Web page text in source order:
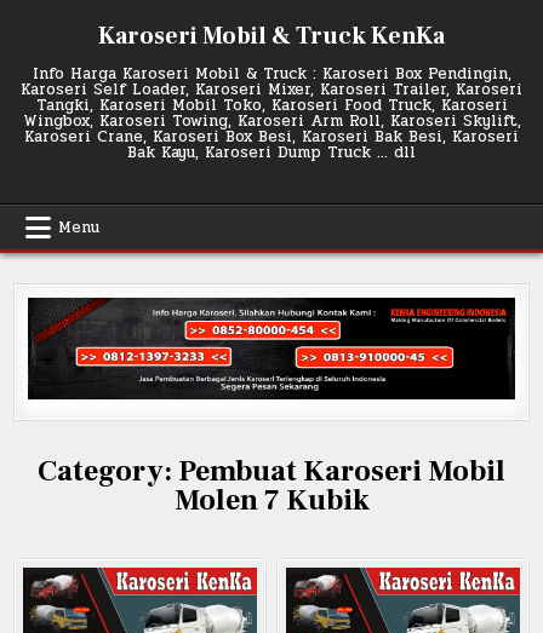
Karoseri Mobil & Truck KenKa
Info Harga Karoseri Mobil & Truck : Karoseri Box Pendingin,
Karoseri Self Loader, Karoseri Mixer, Karoseri Trailer, Karoseri
Tangki, Karoseri Mobil Toko, Karoseri Food Truck, Karoseri
Wingbox, Karoseri Towing, Karoseri Arm Roll, Karoseri Skylift,
Karoseri Crane, Karoseri Box Besi, Karoseri Bak Besi, Karoseri
Bak Kayu, Karoseri Dump Truck … dll
Menu
Category: Pembuat Karoseri Mobil
Molen 7 Kubik